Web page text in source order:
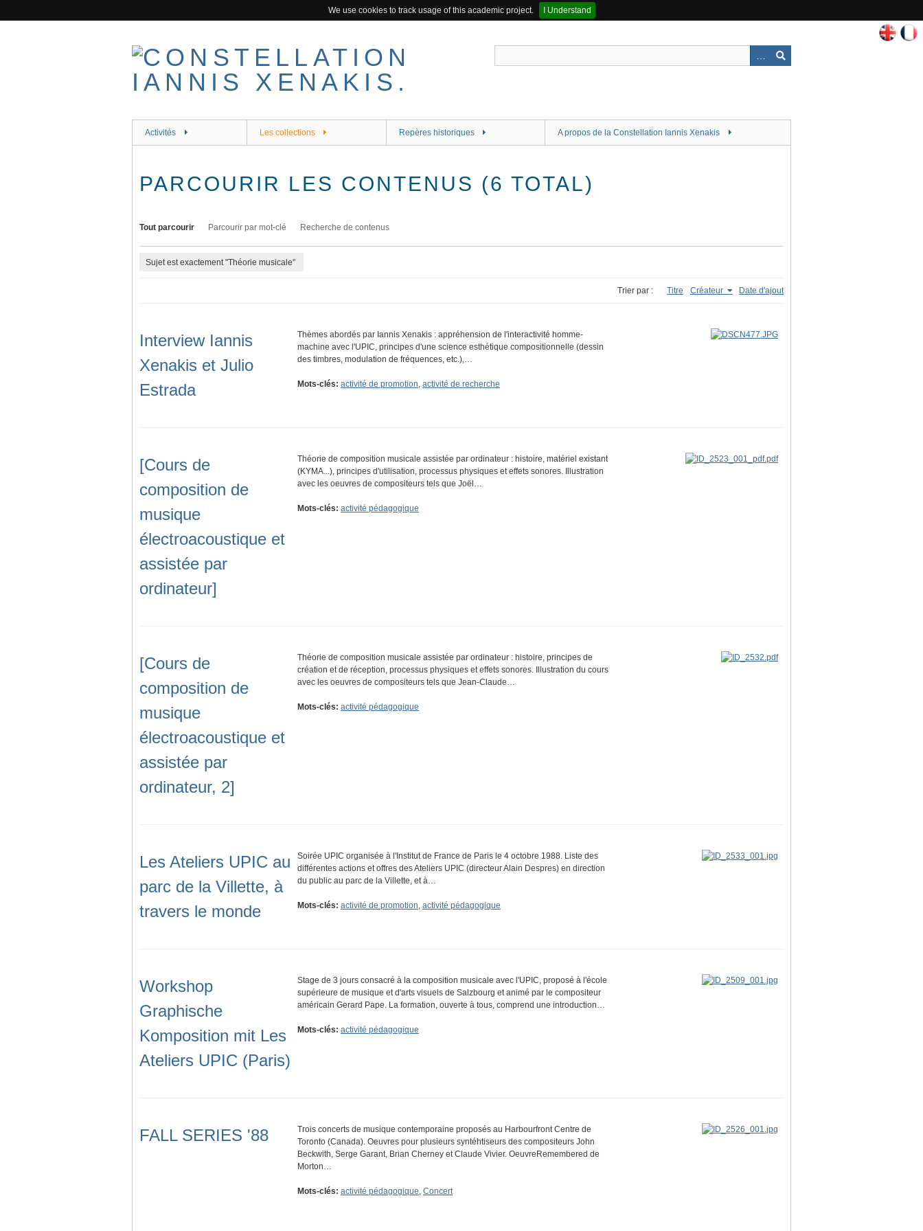
We use cookies to track usage of this academic project.
I Understand
Activités Les collections Repères historiques A propos de la Constellation Iannis Xenakis
PARCOURIR LES CONTENUS (6 TOTAL)
Tout parcourir Parcourir par mot-clé Recherche de contenus
Sujet est exactement "Théorie musicale"
Trier par : Titre Créateur Date d'ajout
Interview Iannis
Xenakis et Julio
Estrada
Thèmes abordés par Iannis Xenakis : appréhension de l'interactivité homme-
machine avec l'UPIC, principes d'une science esthétique compositionnelle (dessin
des timbres, modulation de fréquences, etc.),…
Mots-clés: activité de promotion, activité de recherche
[Cours de
composition de
musique
électroacoustique et
assistée par
ordinateur]
Théorie de composition musicale assistée par ordinateur : histoire, matériel existant
(KYMA...), principes d'utilisation, processus physiques et effets sonores. Illustration
avec les oeuvres de compositeurs tels que Joël…
Mots-clés: activité pédagogique
[Cours de
composition de
musique
électroacoustique et
assistée par
ordinateur, 2]
Théorie de composition musicale assistée par ordinateur : histoire, principes de
création et de réception, processus physiques et effets sonores. Illustration du cours
avec les oeuvres de compositeurs tels que Jean-Claude…
Mots-clés: activité pédagogique
Les Ateliers UPIC au
parc de la Villette, à
travers le monde
Soirée UPIC organisée à l'Institut de France de Paris le 4 octobre 1988. Liste des
différentes actions et offres des Ateliers UPIC (directeur Alain Despres) en direction
du public au parc de la Villette, et à…
Mots-clés: activité de promotion, activité pédagogique
Workshop
Graphische
Komposition mit Les
Ateliers UPIC (Paris)
Stage de 3 jours consacré à la composition musicale avec l'UPIC, proposé à l'école
supérieure de musique et d'arts visuels de Salzbourg et animé par le compositeur
américain Gerard Pape. La formation, ouverte à tous, comprend une introduction…
Mots-clés: activité pédagogique
FALL SERIES '88
Trois concerts de musique contemporaine proposés au Harbourfront Centre de
Toronto (Canada). Oeuvres pour plusieurs syntéhtiseurs des compositeurs John
Beckwith, Serge Garant, Brian Cherney et Claude Vivier. OeuvreRemembered de
Morton…
Mots-clés: activité pédagogique, Concert